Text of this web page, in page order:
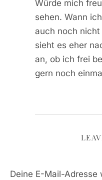
Würde mich
sehen. Wann
auch noch nicht
sieht es eher
an, ob ich frei
gern noch
Deine E-Mail-